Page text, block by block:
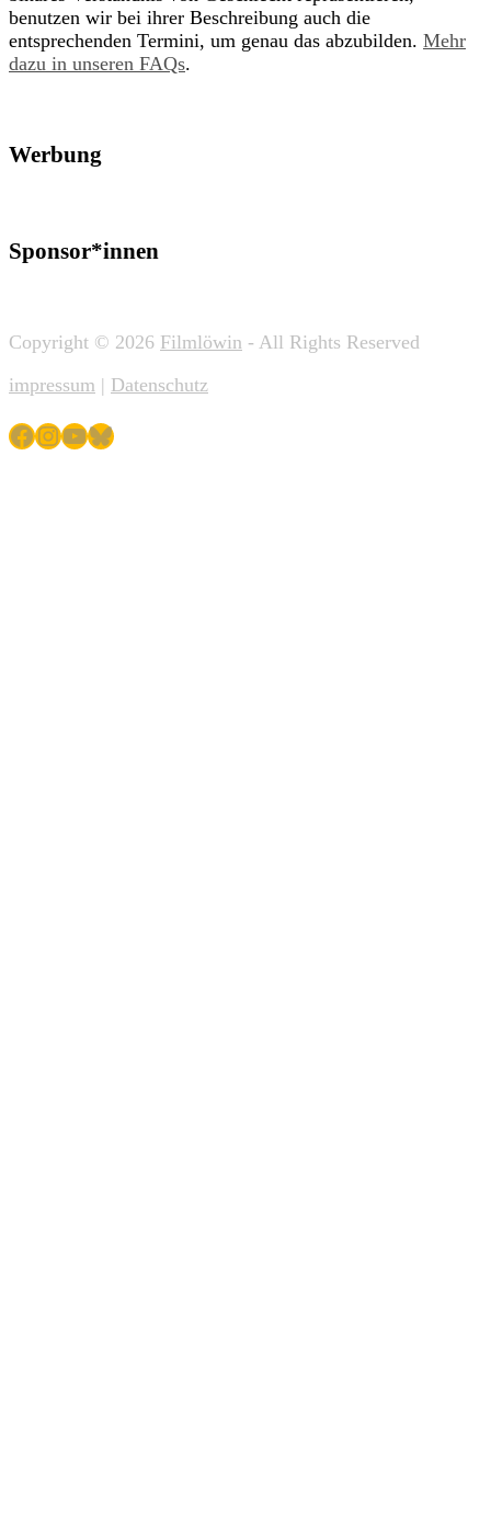
benutzen wir bei ihrer Beschreibung auch die
entsprechenden Termini, um genau das abzubilden. Mehr
dazu in unseren FAQs.
Werbung
Sponsor*innen
Copyright © 2026 Filmlöwin - All Rights Reserved
impressum | Datenschutz
Facebook
Instagram
YouTube
Bluesky